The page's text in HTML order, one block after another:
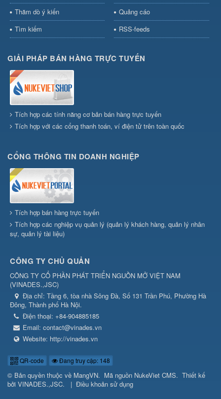
Thăm dò ý kiến
Quảng cáo
Tìm kiếm
RSS-feeds
GIẢI PHÁP BÁN HÀNG TRỰC TUYẾN
Tích hợp các tính năng cơ bản bán hàng trực tuyến
Tích hợp với các cổng thanh toán, ví điện tử trên toàn quốc
CỔNG THÔNG TIN DOANH NGHIỆP
Tích hợp bán hàng trực tuyến
Tích hợp các nghiệp vụ quản lý (quản lý khách hàng, quản lý nhân
sự, quản lý tài liệu)
CÔNG TY CHỦ QUẢN
CÔNG TY CỔ PHẦN PHÁT TRIỂN NGUỒN MỞ VIỆT NAM
(VINADES.,JSC)
Địa chỉ: Tầng 6, tòa nhà Sông Đà, Số 131 Trần Phú, Phường Hà
Đông, Thành phố Hà Nội.
Điện thoại: +84-904885185
Email: contact@vinades.vn
Website: http://vinades.vn
QR-code Đang truy cập: 148
© Bản quyền thuộc về MangVN. Mã nguồn NukeViet CMS. Thiết kế
bởi VINADES.,JSC. | Điều khoản sử dụng